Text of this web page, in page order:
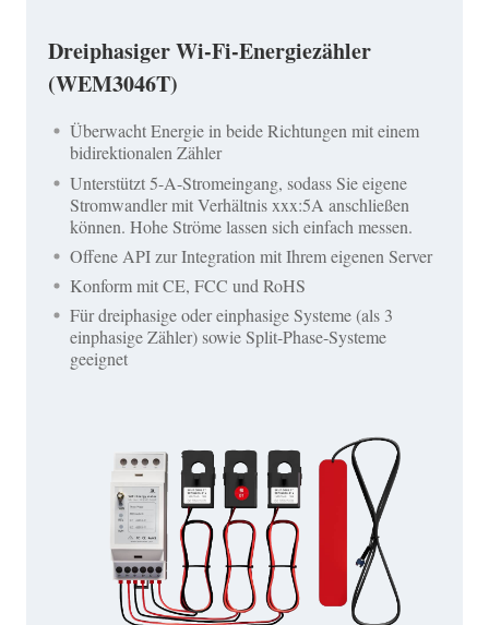
Dreiphasiger Wi-Fi-Energiezähler
(WEM3046T)
Überwacht Energie in beide Richtungen mit einem
bidirektionalen Zähler
Unterstützt 5-A-Stromeingang, sodass Sie eigene
Stromwandler mit Verhältnis xxx:5A anschließen
können. Hohe Ströme lassen sich einfach messen.
Offene API zur Integration mit Ihrem eigenen Server
Konform mit CE, FCC und RoHS
Für dreiphasige oder einphasige Systeme (als 3
einphasige Zähler) sowie Split-Phase-Systeme
geeignet